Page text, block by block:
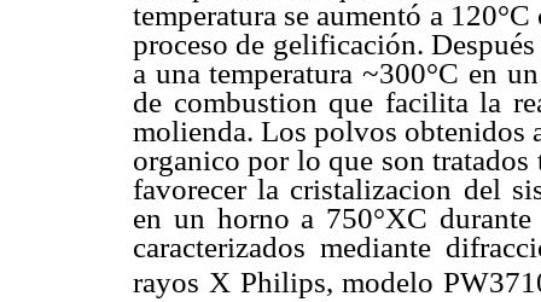
temperatura se aumentó a
proceso de gelificación.
a una temperatura ~300°C en
de combustion que facilita la
molienda. Los polvos obtenidos
organico por lo que son
favorecer la cristalizacion del
en un horno a 750°XC
caracterizados mediante
rayos X Philips, modelo